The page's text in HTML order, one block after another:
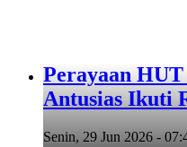
Perayaan
Antusias Ikuti
Senin, 29 Jun 2026 -